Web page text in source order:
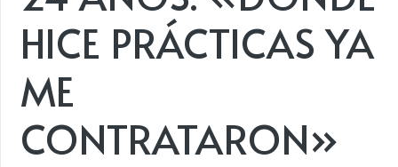
HICE PRÁCTICAS YA
ME
CONTRATARON»